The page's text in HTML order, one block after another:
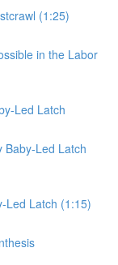
(1:25)
in the Labor
Led Latch
Baby-Led Latch
Led Latch (1:15)